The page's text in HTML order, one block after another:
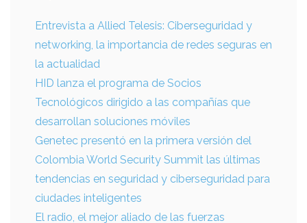
Entrevista a Allied Telesis: Ciberseguridad y
networking, la importancia de redes seguras en
la actualidad
HID lanza el programa de Socios
Tecnológicos dirigido a las compañías que
desarrollan soluciones móviles
Genetec presentó en la primera versión del
Colombia World Security Summit las últimas
tendencias en seguridad y ciberseguridad para
ciudades inteligentes
El radio, el mejor aliado de las fuerzas